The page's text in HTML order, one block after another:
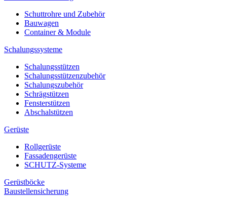
Schuttrohre und Zubehör
Bauwagen
Container & Module
Schalungssysteme
Schalungsstützen
Schalungsstützenzubehör
Schalungszubehör
Schrägstützen
Fensterstützen
Abschalstützen
Gerüste
Rollgerüste
Fassadengerüste
SCHUTZ-Systeme
Gerüstböcke
Baustellensicherung